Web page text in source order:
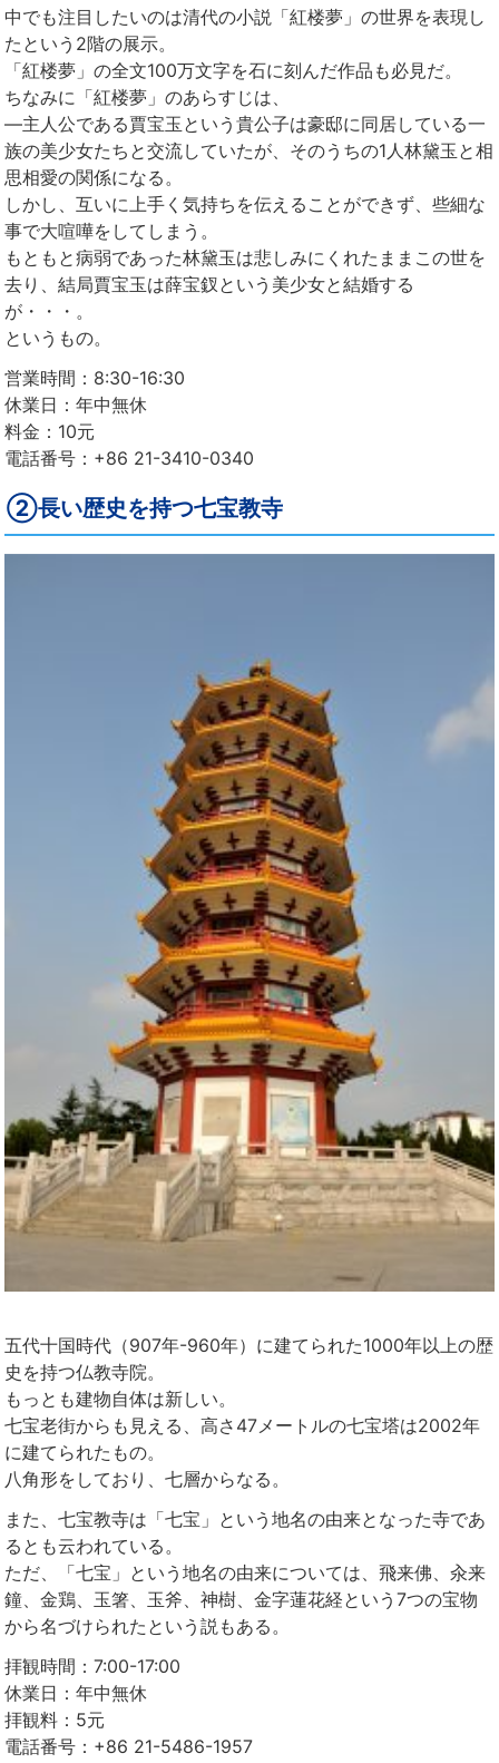
中でも注目したいのは清代の小説「紅楼夢」の世界を表現し
たという2階の展示。
「紅楼夢」の全文100万文字を石に刻んだ作品も必見だ。
ちなみに「紅楼夢」のあらすじは、
―主人公である賈宝玉という貴公子は豪邸に同居している一
族の美少女たちと交流していたが、そのうちの1人林黛玉と相
思相愛の関係になる。
しかし、互いに上手く気持ちを伝えることができず、些細な
事で大喧嘩をしてしまう。
もともと病弱であった林黛玉は悲しみにくれたままこの世を
去り、結局賈宝玉は薛宝釵という美少女と結婚する
が・・・。
というもの。
営業時間：8:30-16:30
休業日：年中無休
料金：10元
電話番号：+86 21-3410-0340
②長い歴史を持つ七宝教寺
五代十国時代（907年-960年）に建てられた1000年以上の歴
史を持つ仏教寺院。
もっとも建物自体は新しい。
七宝老街からも見える、高さ47メートルの七宝塔は2002年
に建てられたもの。
八角形をしており、七層からなる。
また、七宝教寺は「七宝」という地名の由来となった寺であ
るとも云われている。
ただ、「七宝」という地名の由来については、飛来佛、汆来
鐘、金鶏、玉箸、玉斧、神樹、金字蓮花経という7つの宝物
から名づけられたという説もある。
拝観時間：7:00-17:00
休業日：年中無休
拝観料：5元
電話番号：+86 21-5486-1957